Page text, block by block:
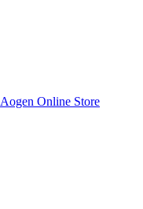
Aogen Online Store